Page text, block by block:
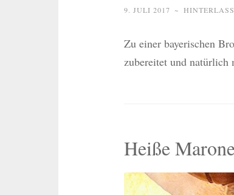
9. JULI 2017 ~
Zu einer bayerischen
zubereitet und
Heiße